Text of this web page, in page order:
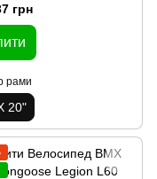
грн
рами
20"